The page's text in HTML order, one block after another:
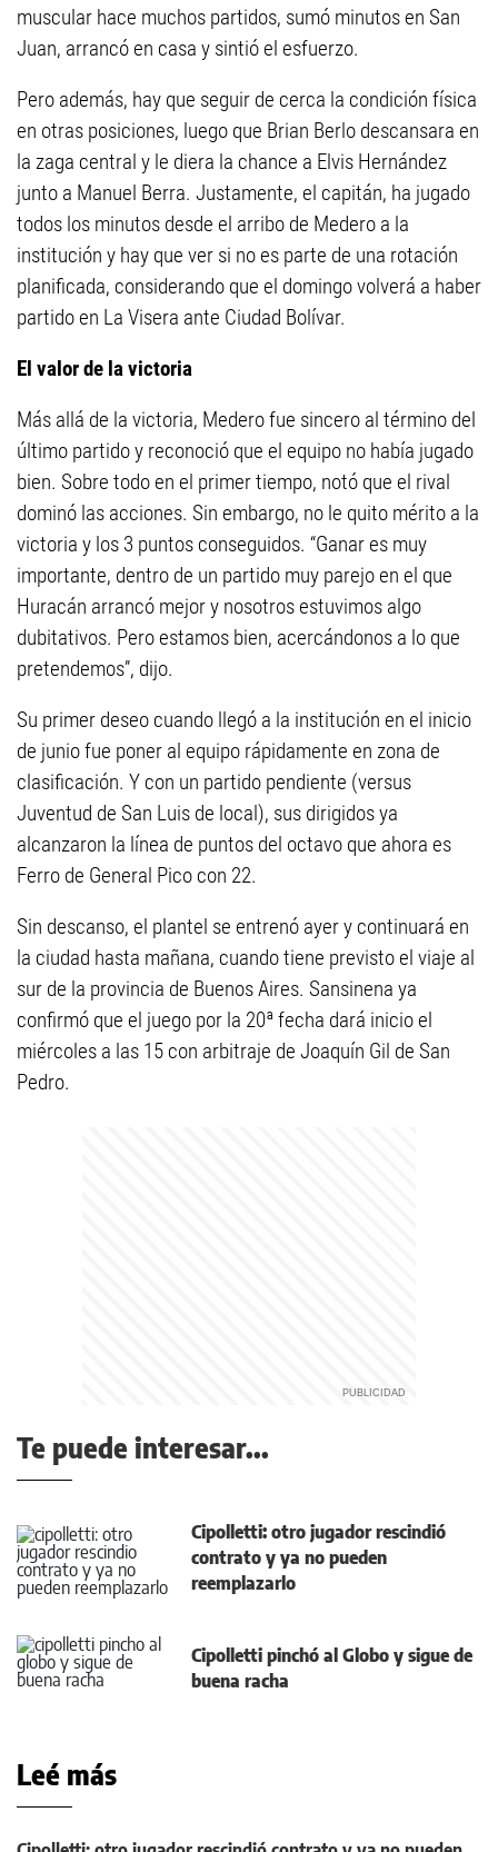
muscular hace muchos partidos, sumó minutos en San
Juan, arrancó en casa y sintió el esfuerzo.
Pero además, hay que seguir de cerca la condición física
en otras posiciones, luego que Brian Berlo descansara en
la zaga central y le diera la chance a Elvis Hernández
junto a Manuel Berra. Justamente, el capitán, ha jugado
todos los minutos desde el arribo de Medero a la
institución y hay que ver si no es parte de una rotación
planificada, considerando que el domingo volverá a haber
partido en La Visera ante Ciudad Bolívar.
El valor de la victoria
Más allá de la victoria, Medero fue sincero al término del
último partido y reconoció que el equipo no había jugado
bien. Sobre todo en el primer tiempo, notó que el rival
dominó las acciones. Sin embargo, no le quito mérito a la
victoria y los 3 puntos conseguidos. “Ganar es muy
importante, dentro de un partido muy parejo en el que
Huracán arrancó mejor y nosotros estuvimos algo
dubitativos. Pero estamos bien, acercándonos a lo que
pretendemos”, dijo.
Su primer deseo cuando llegó a la institución en el inicio
de junio fue poner al equipo rápidamente en zona de
clasificación. Y con un partido pendiente (versus
Juventud de San Luis de local), sus dirigidos ya
alcanzaron la línea de puntos del octavo que ahora es
Ferro de General Pico con 22.
Sin descanso, el plantel se entrenó ayer y continuará en
la ciudad hasta mañana, cuando tiene previsto el viaje al
sur de la provincia de Buenos Aires. Sansinena ya
confirmó que el juego por la 20ª fecha dará inicio el
miércoles a las 15 con arbitraje de Joaquín Gil de San
Pedro.
Te puede interesar...
Cipolletti: otro jugador rescindió
contrato y ya no pueden
reemplazarlo
Cipolletti pinchó al Globo y sigue de
buena racha
Leé más